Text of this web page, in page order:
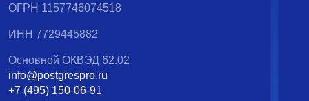
ОГРН 1157746074518
ИНН 7729445882
Основной ОКВЭД 62.02
info@postgrespro.ru
+7 (495) 150-06-91